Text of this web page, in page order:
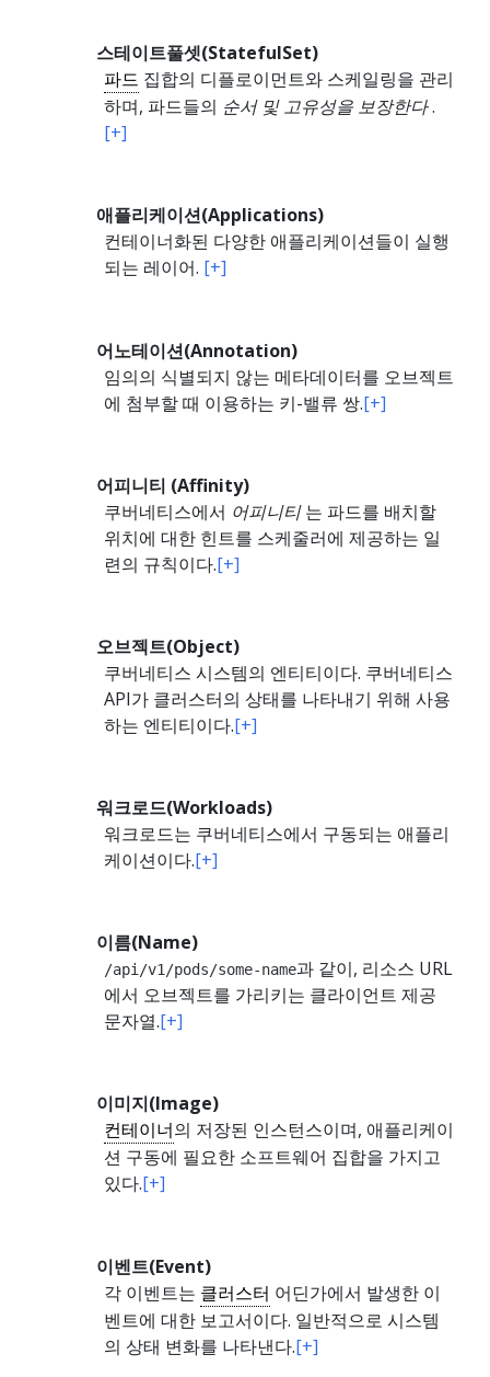
스테이트풀셋(StatefulSet)
파드 집합의 디플로이먼트와 스케일링을 관리
하며, 파드들의 순서 및 고유성을 보장한다.
[+]
애플리케이션(Applications)
컨테이너화된 다양한 애플리케이션들이 실행
되는 레이어. [+]
어노테이션(Annotation)
임의의 식별되지 않는 메타데이터를 오브젝트
에 첨부할 때 이용하는 키-밸류 쌍.[+]
어피니티 (Affinity)
쿠버네티스에서 어피니티는 파드를 배치할
위치에 대한 힌트를 스케줄러에 제공하는 일
련의 규칙이다.[+]
오브젝트(Object)
쿠버네티스 시스템의 엔티티이다. 쿠버네티스
API가 클러스터의 상태를 나타내기 위해 사용
하는 엔티티이다.[+]
워크로드(Workloads)
워크로드는 쿠버네티스에서 구동되는 애플리
케이션이다.[+]
이름(Name)
/api/v1/pods/some-name과 같이, 리소스 URL
에서 오브젝트를 가리키는 클라이언트 제공
문자열.[+]
이미지(Image)
컨테이너의 저장된 인스턴스이며, 애플리케이
션 구동에 필요한 소프트웨어 집합을 가지고
있다.[+]
이벤트(Event)
각 이벤트는 클러스터 어딘가에서 발생한 이
벤트에 대한 보고서이다. 일반적으로 시스템
의 상태 변화를 나타낸다.[+]